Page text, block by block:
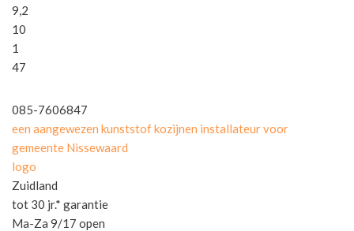
9,2
10
1
47
085-7606847
een aangewezen kunststof kozijnen installateur voor
gemeente Nissewaard
logo
Zuidland
tot 30 jr.* garantie
Ma-Za 9/17 open